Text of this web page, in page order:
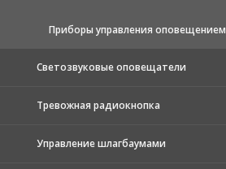
Приборы управления оповещением
Светозвуковые оповещатели
Тревожная радиокнопка
Управление шлагбаумами